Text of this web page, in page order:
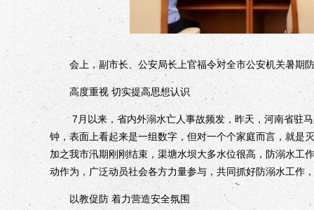
会上，副市长、公安局长上官福令对全市公安机关暑期
高度重视 切实提高思想认识
7月以来，省内外溺水亡人事故频发，昨天，河南省驻马
钟，表面上看起来是一组数字，但对一个个家庭而言，就是
加之我市汛期刚刚结束，渠塘水坝大多水位很高，防溺水工
动作为，广泛动员社会各方力量参与，共同抓好防溺水工作
以教促防 着力营造安全氛围